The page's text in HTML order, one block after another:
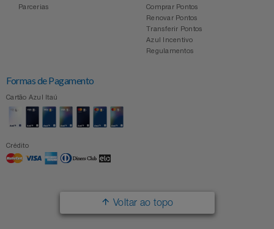
Parcerias
Comprar Pontos
Renovar Pontos
Transferir Pontos
Azul Incentivo
Regulamentos
Formas de Pagamento
Cartão Azul Itaú
Crédito
Voltar ao topo